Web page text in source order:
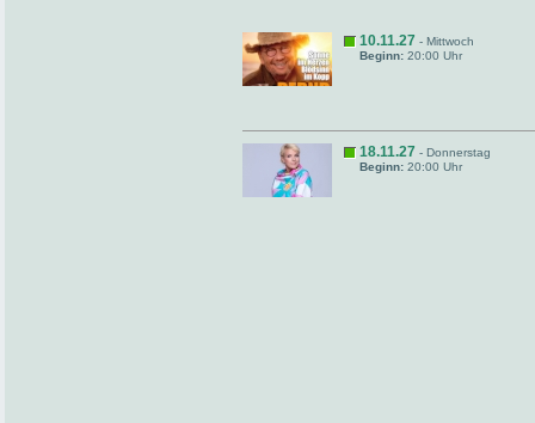
10.11.27 - Mittwoch
Beginn: 20:00 Uhr
18.11.27 - Donnerstag
Beginn: 20:00 Uhr